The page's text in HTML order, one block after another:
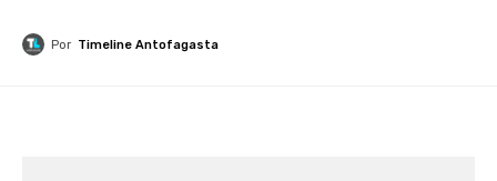
Por Timeline Antofagasta